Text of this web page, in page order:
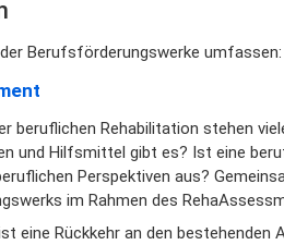
Berufsförderungswerke umfassen:
beruflichen Rehabilitation stehen
und Hilfsmittel gibt es? Ist eine
Perspektiven aus?
im Rahmen des
eine Rückkehr an den